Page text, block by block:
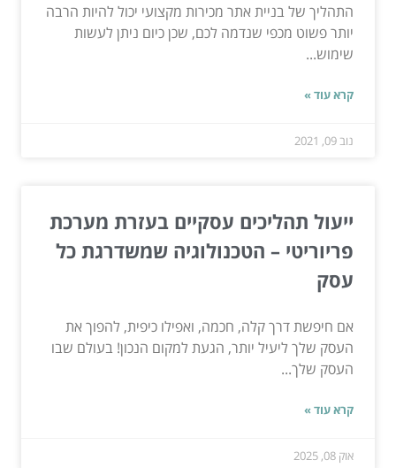
התהליך של בניית אתר מכירות מקצועי יכול להיות הרבה
יותר פשוט מכפי שנדמה לכם, שכן כיום ניתן לעשות
שימוש...
קרא עוד »
נוב 09, 2021
ייעול תהליכים עסקיים בעזרת מערכת
פריוריטי – הטכנולוגיה שמשדרגת כל
עסק
אם חיפשת דרך קלה, חכמה, ואפילו כיפית, להפוך את
העסק שלך ליעיל יותר, הגעת למקום הנכון! בעולם שבו
העסק שלך...
קרא עוד »
אוק 08, 2025